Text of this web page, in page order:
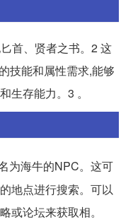
首、贤者之书。2 这
技能和属性需求,能够
生存能力。3 。
为海牛的NPC。这可
地点进行搜索。可以
或论坛来获取相。